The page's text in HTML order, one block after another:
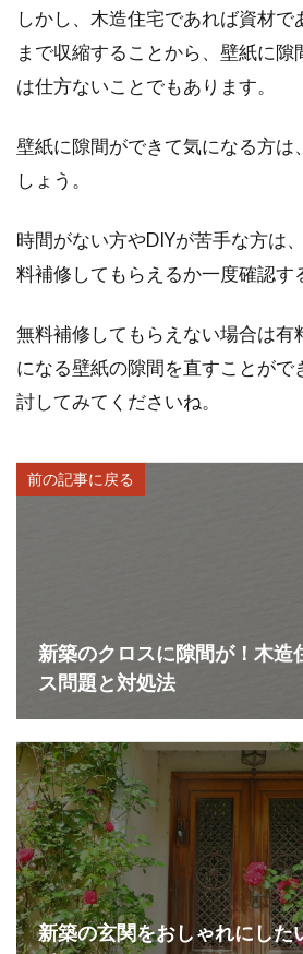
しかし、木造住宅であれば資材で
まで収縮することから、壁紙に
は仕方ないことでもあります。
壁紙に隙間ができて気になる方は
しょう。
時間がない方やDIYが苦手な方は
料補修してもらえるか一度確認す
無料補修してもらえない場合は有
になる壁紙の隙間を直すことがで
討してみてくださいね。
前の記事に戻る
新築のクロスに隙間が！木造
ス問題と対処法
新築の玄関をおしゃれにした